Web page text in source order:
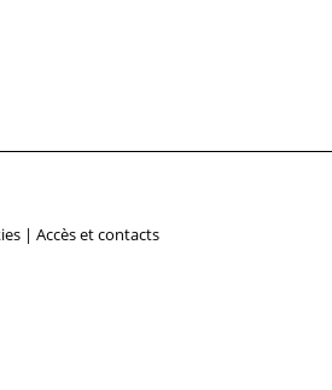
| Accès et contacts